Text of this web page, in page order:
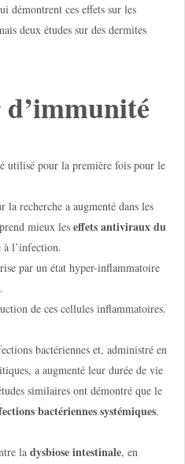
démontrent ces effets sur les
deux études sur des dermites
utilisé pour la première fois pour le
la recherche a augmenté dans les
mieux les effets antiviraux du
à l’infection.
par un état hyper-inflammatoire
de ces cellules inflammatoires.
bactériennes et, administré en
a augmenté leur durée de vie
similaires ont démontré que le
bactériennes systémiques.
la dysbiose intestinale, en